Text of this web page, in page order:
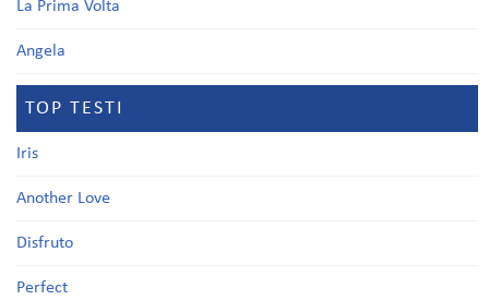
La Prima Volta
Angela
TOP TESTI
Iris
Another Love
Disfruto
Perfect